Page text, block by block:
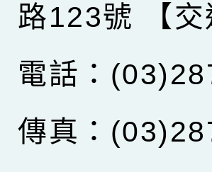
路123號
【
電話：
傳真：